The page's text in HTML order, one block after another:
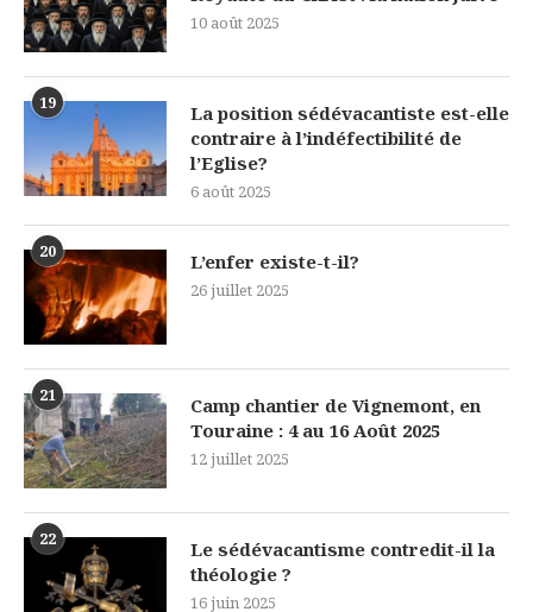
10 août 2025
19
La position sédévacantiste est-elle
contraire à l’indéfectibilité de
l’Eglise?
6 août 2025
20 L’enfer existe-t-il?
26 juillet 2025
21
Camp chantier de Vignemont, en
Touraine : 4 au 16 Août 2025
12 juillet 2025
22
Le sédévacantisme contredit-il la
théologie ?
16 juin 2025